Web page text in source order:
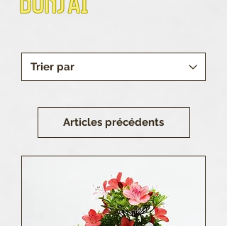
Articles précédents